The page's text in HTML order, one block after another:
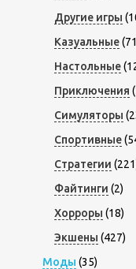
Другие игры
Казуальные
Настольные
Приключения
Симуляторы
Спортивные
Стратегии
Файтинги (2)
Хорроры (18)
Экшены (427)
Моды (35)